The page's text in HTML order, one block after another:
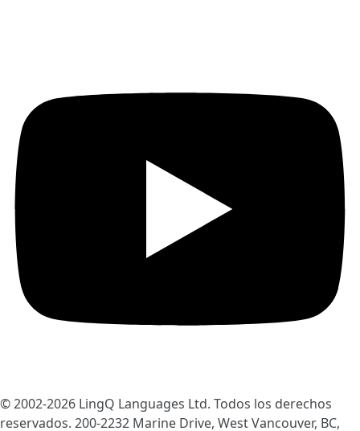
© 2002-2026 LingQ Languages Ltd. Todos los derechos
reservados. 200-2232 Marine Drive, West Vancouver, BC,